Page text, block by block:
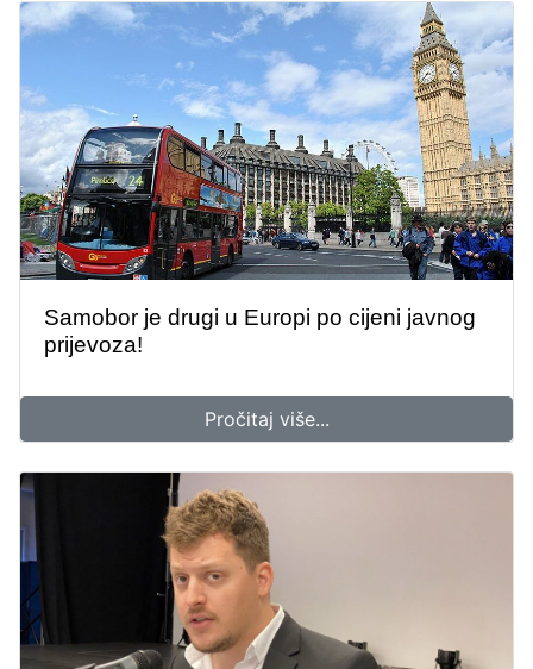
Samobor je drugi u Europi po cijeni javnog
prijevoza!
Pročitaj više...